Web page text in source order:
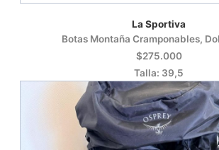
La Sportiva
Botas Montaña Cramponables,
$275.000
Talla: 39,5